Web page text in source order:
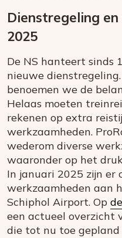
Dienstregeling
2025
De NS hanteert sinds
nieuwe
benoemen we de
Helaas moeten
rekenen op extra
werkzaamheden.
wederom diverse
waaronder op het
In januari 2025 zijn er
werkzaamheden aan
Schiphol Airport. Op
een actueel overzicht
die tot nu toe